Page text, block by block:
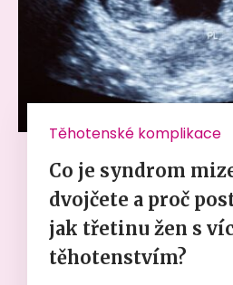
Těhotenské komplikace
Co je syndrom
dvojčete a proč
jak třetinu žen s
těhotenstvím?